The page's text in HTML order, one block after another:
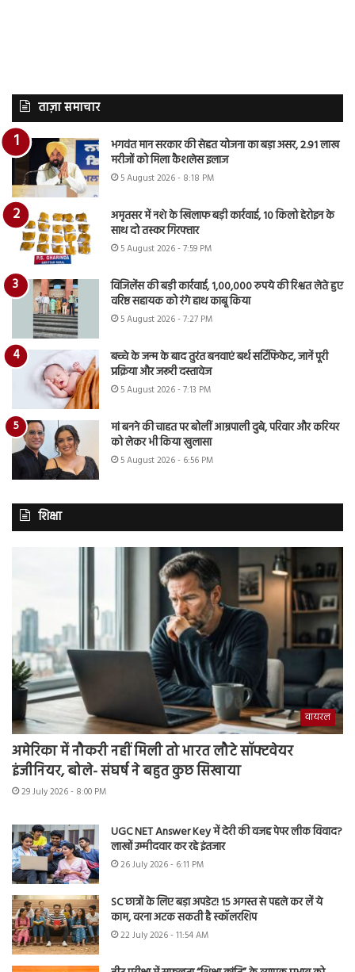
ताज़ा समाचार
भगवंत मान सरकार की सेहत योजना का बड़ा असर, 2.91 लाख
मरीजों को मिला कैशलेस इलाज
5 August 2026 - 8:18 PM
अमृतसर में नशे के खिलाफ बड़ी कार्रवाई, 10 किलो हेरोइन के
साथ दो तस्कर गिरफ्तार
5 August 2026 - 7:59 PM
विजिलेंस की बड़ी कार्रवाई, 1,00,000 रुपये की रिश्वत लेते हुए
वरिष्ठ सहायक को रंगे हाथ काबू किया
5 August 2026 - 7:27 PM
बच्चे के जन्म के बाद तुरंत बनवाएं बर्थ सर्टिफिकेट, जानें पूरी
प्रक्रिया और जरूरी दस्तावेज
5 August 2026 - 7:13 PM
मां बनने की चाहत पर बोलीं आम्रपाली दुबे, परिवार और करियर
को लेकर भी किया खुलासा
5 August 2026 - 6:56 PM
शिक्षा
वायरल
अमेरिका में नौकरी नहीं मिली तो भारत लौटे सॉफ्टवेयर
इंजीनियर, बोले- संघर्ष ने बहुत कुछ सिखाया
29 July 2026 - 8:00 PM
UGC NET Answer Key में देरी की वजह पेपर लीक विवाद?
लाखों उम्मीदवार कर रहे इंतजार
26 July 2026 - 6:11 PM
SC छात्रों के लिए बड़ा अपडेट! 15 अगस्त से पहले कर लें ये
काम, वरना अटक सकती है स्कॉलरशिप
22 July 2026 - 11:54 AM